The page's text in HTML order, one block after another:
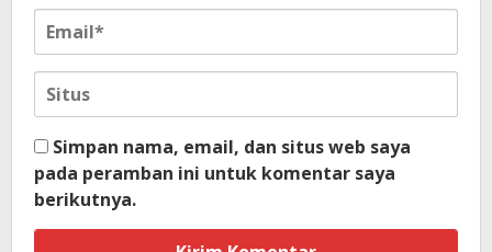
Simpan nama, email, dan situs web saya
pada peramban ini untuk komentar saya
berikutnya.